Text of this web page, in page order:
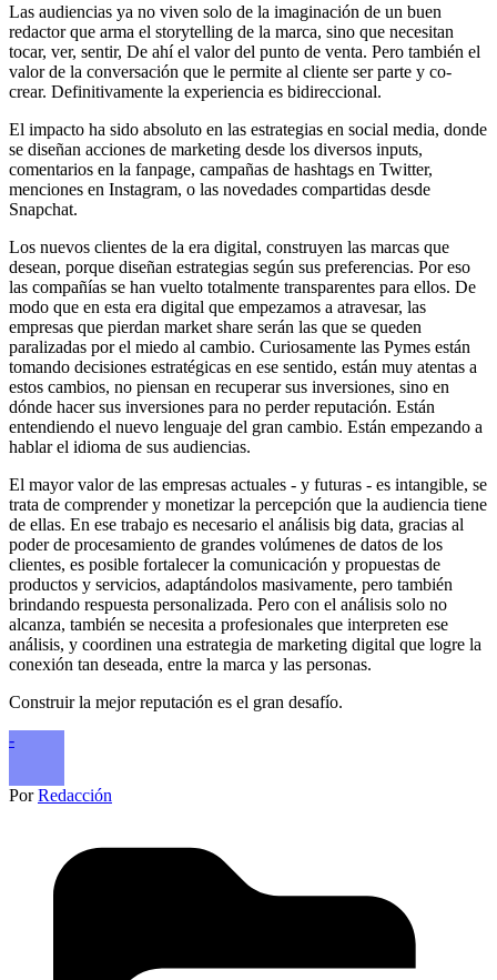
Las audiencias ya no viven solo de la imaginación de un buen
redactor que arma el storytelling de la marca, sino que necesitan
tocar, ver, sentir, De ahí el valor del punto de venta. Pero también el
valor de la conversación que le permite al cliente ser parte y co-
crear. Definitivamente la experiencia es bidireccional.
El impacto ha sido absoluto en las estrategias en social media, donde
se diseñan acciones de marketing desde los diversos inputs,
comentarios en la fanpage, campañas de hashtags en Twitter,
menciones en Instagram, o las novedades compartidas desde
Snapchat.
Los nuevos clientes de la era digital, construyen las marcas que
desean, porque diseñan estrategias según sus preferencias. Por eso
las compañías se han vuelto totalmente transparentes para ellos. De
modo que en esta era digital que empezamos a atravesar, las
empresas que pierdan market share serán las que se queden
paralizadas por el miedo al cambio. Curiosamente las Pymes están
tomando decisiones estratégicas en ese sentido, están muy atentas a
estos cambios, no piensan en recuperar sus inversiones, sino en
dónde hacer sus inversiones para no perder reputación. Están
entendiendo el nuevo lenguaje del gran cambio. Están empezando a
hablar el idioma de sus audiencias.
El mayor valor de las empresas actuales - y futuras - es intangible, se
trata de comprender y monetizar la percepción que la audiencia tiene
de ellas. En ese trabajo es necesario el análisis big data, gracias al
poder de procesamiento de grandes volúmenes de datos de los
clientes, es posible fortalecer la comunicación y propuestas de
productos y servicios, adaptándolos masivamente, pero también
brindando respuesta personalizada. Pero con el análisis solo no
alcanza, también se necesita a profesionales que interpreten ese
análisis, y coordinen una estrategia de marketing digital que logre la
conexión tan deseada, entre la marca y las personas.
Construir la mejor reputación es el gran desafío.
-
PorRedacción